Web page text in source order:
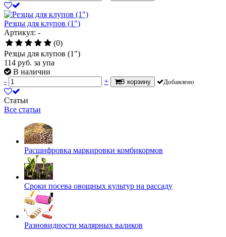
Резцы для клупов (1")
Артикул: -
(0)
Резцы для клупов (1")
114 руб. за упа
В наличии
-
+ В корзину Добавлено
Статьи
Все статьи
Расшифровка маркировки комбикормов
Сроки посева овощных культур на рассаду
Разновидности малярных валиков